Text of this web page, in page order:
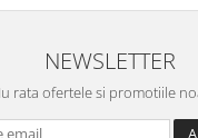
NEWSLETTER
rata ofertele si promotiile